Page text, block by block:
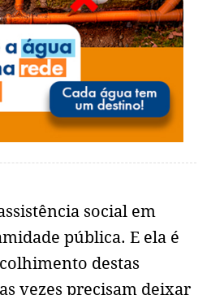
social em
pública. E ela é
destas
vezes precisam deixar